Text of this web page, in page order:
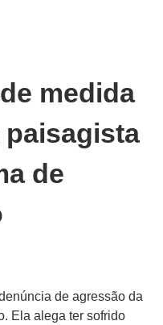
medida
de
de agressão da
Ela alega ter sofrido